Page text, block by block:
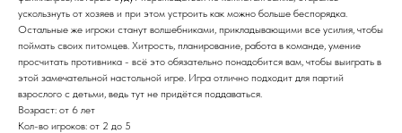
ускользнуть от хозяев и при этом устроить как можно больше беспорядка.
Остальные же игроки станут волшебниками, прикладывающими все усилия, чтобы
поймать своих питомцев. Хитрость, планирование, работа в команде, умение
просчитать противника - всё это обязательно понадобится вам, чтобы выиграть в
этой замечательной настольной игре. Игра отлично подходит для партий
взрослого с детьми, ведь тут не придётся поддаваться.
Возраст: от 6 лет
Кол-во игроков: от 2 до 5